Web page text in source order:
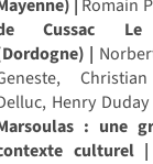
| Romain
Cussac Le
|
Henry
: une
culturel |